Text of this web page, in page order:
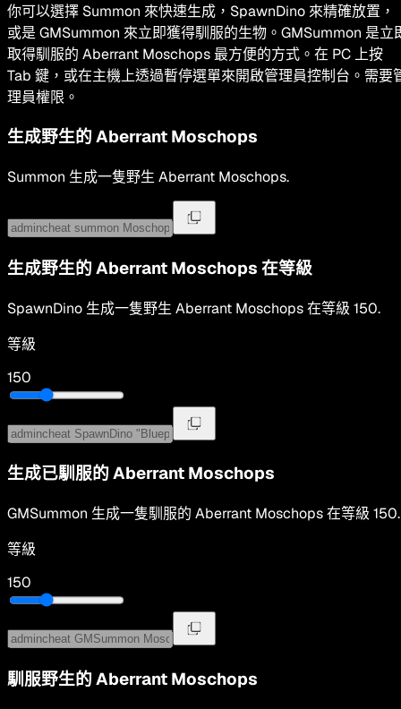
你可以選擇 Summon 來快速生成，SpawnDino 來精確放置，
或是 GMSummon 來立即獲得馴服的生物。GMSummon 是立
取得馴服的 Aberrant Moschops 最方便的方式。在 PC 上按
Tab 鍵，或在主機上透過暫停選單來開啟管理員控制台。需要
理員權限。
生成野生的Aberrant Moschops
Summon 生成一隻野生Aberrant Moschops.
生成野生的Aberrant Moschops 在等級
SpawnDino 生成一隻野生 Aberrant Moschops在等級 150.
等級
150
生成已馴服的Aberrant Moschops
GMSummon 生成一隻馴服的 Aberrant Moschops在等級 150.
等級
150
馴服野生的Aberrant Moschops